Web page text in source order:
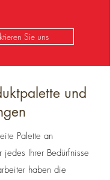
Sie uns
und
Palette an
jedes Ihrer Bedürfnisse
haben die